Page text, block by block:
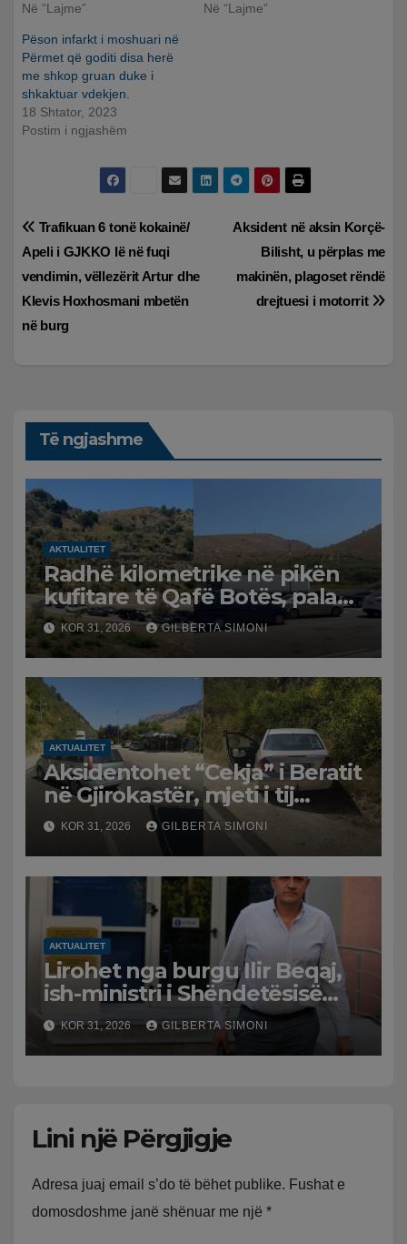
Në “Lajme”
Në “Lajme”
Pëson infarkt i moshuari në
Përmet që goditi disa herë
me shkop gruan duke i
shkaktuar vdekjen.
18 Shtator, 2023
Postim i ngjashëm
Lëvizje
te
postimet
Aksident në aksin Korçë-
Bilisht, u përplas me
makinën, plagoset rëndë
drejtuesi i motorrit
Trafikuan 6 tonë kokainë/
Apeli i GJKKO lë në fuqi
vendimin, vëllezërit Artur dhe
Klevis Hoxhosmani mbetën
në burg
Të ngjashme
AKTUALITET
Radhë kilometrike në pikën
kufitare të Qafë Botës, pala
greke raporton defekt në
sistem, qytetarët mbeten të
bllokuar
KOR 31, 2026 GILBERTA SIMONI
AKTUALITET
Aksidentohet “Cekja” i Beratit
në Gjirokastër, mjeti i tij
përplaset me atë të klerikut
bektashian
KOR 31, 2026 GILBERTA SIMONI
AKTUALITET
Lirohet nga burgu Ilir Beqaj,
ish-ministri i Shëndetësisë
‘kthehet’ në shtëpi, GJKKO i
ndryshon masën e arrestit
KOR 31, 2026 GILBERTA SIMONI
Lini një Përgjigje
Adresa juaj email s’do të bëhet publike. Fushat e
domosdoshme janë shënuar me një *